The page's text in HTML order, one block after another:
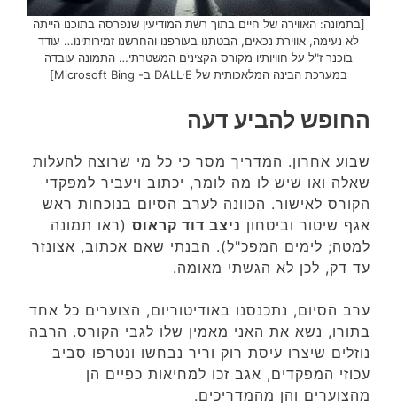
[בתמונה: האווירה של חיים בתוך רשת המודיעין שנפרסה בתוכנו הייתה
לא נעימה, אווירת נכאים, הבטתנו בעורפנו והחרשנו זמירותינו… עודד
בוכנר ז"ל על חוויותיו מקורס הקצינים המשטרתי… התמונה עובדה
במערכת הבינה המלאכותית של DALL·E ב- Microsoft Bing]
החופש להביע דעה
שבוע אחרון. המדריך מסר כי כל מי שרוצה להעלות
שאלה ואו שיש לו מה לומר, יכתוב ויעביר למפקדי
הקורס לאישור. הכוונה לערב הסיום בנוכחות ראש
אגף שיטור וביטחון ניצב דוד קראוס (ראו תמונה
למטה; לימים המפכ"ל). הבנתי שאם אכתוב, אצונזר
עד דק, לכן לא הגשתי מאומה.
ערב הסיום, נתכנסנו באודיטוריום, הצוערים כל אחד
בתורו, נשא את האני מאמין שלו לגבי הקורס. הרבה
נוזלים שיצרו עיסת רוק וריר נבחשו ונטרפו סביב
עכוזי המפקדים, אגב זכו למחיאות כפיים הן
מהצוערים והן מהמדריכים.